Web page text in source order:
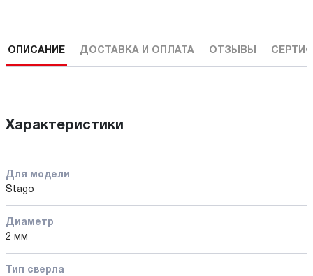
ОПИСАНИЕ ДОСТАВКА И ОПЛАТА ОТЗЫВЫ
Характеристики
Для модели
Stago
Диаметр
2 мм
Тип сверла